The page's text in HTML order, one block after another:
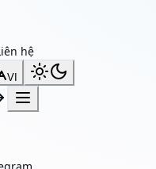
hệ
VI